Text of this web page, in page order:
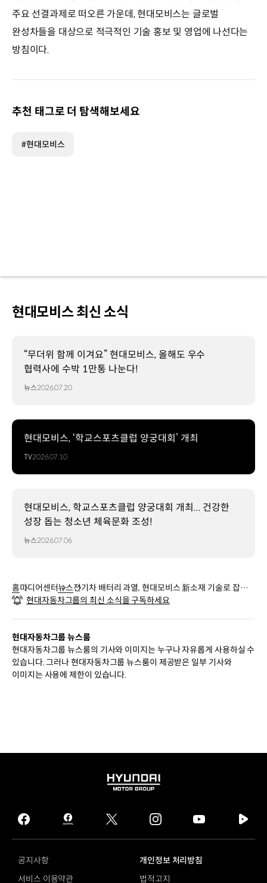
주요 선결과제로 떠오른 가운데, 현대모비스는 글로벌
완성차들을 대상으로 적극적인 기술 홍보 및 영업에 나선다는
방침이다.
추천 태그로 더 탐색해보세요
#현대모비스
현대모비스 최신 소식
“무더위 함께 이겨요” 현대모비스, 올해도 우수
협력사에 수박 1만통 나눈다!
뉴스2026.07.20
현대모비스, ‘학교스포츠클럽 양궁대회’ 개최
TV2026.07.10
현대모비스, 학교스포츠클럽 양궁대회 개최... 건강한
성장 돕는 청소년 체육문화 조성!
뉴스2026.07.06
홈미디어센터뉴스전기차 배터리 과열, 현대모비스 新소재 기술로 잡는
다!
현대자동차그룹의 최신 소식을 구독하세요
현대자동차그룹 뉴스룸
현대자동차그룹 뉴스룸의 기사와 이미지는 누구나 자유롭게 사용하실 수
있습니다. 그러나 현대자동차그룹 뉴스룸이 제공받은 일부 기사와
이미지는 사용에 제한이 있습니다.
HYUNDAI
GROUP
facebook
hmg
journal
twitter instagram
tv
공지사항
개인정보 처리방침
서비스 이용약관
법적고지